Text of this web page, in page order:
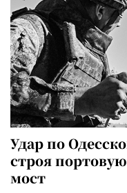
Удар по
строя
мост